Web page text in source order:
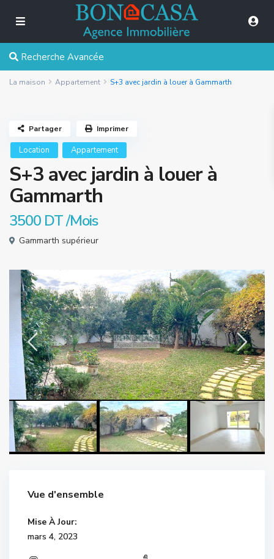
Recherche Avancée
La maison Appartement S+3 avec jardin à louer à Gammarth
Location Appartement
S+3 avec jardin à louer à
Gammarth
3500 DT/Mois
Gammarth supérieur
Partager Imprimer
Vue d'ensemble
Mise À Jour:
mars 4, 2023